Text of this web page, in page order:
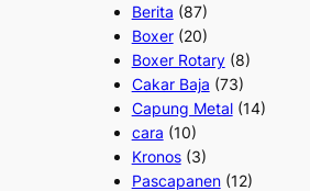
Berita (87)
Boxer(20)
Boxer Rotary(8)
Cakar Baja (73)
Capung Metal(14)
cara (10)
Kronos(3)
Pascapanen(12)